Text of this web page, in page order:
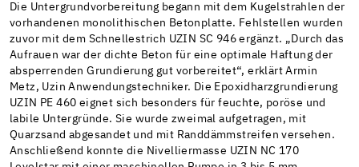
Die Untergrundvorbereitung begann mit dem Kugelstrahlen der
vorhandenen monolithischen Betonplatte. Fehlstellen wurden
zuvor mit dem Schnellestrich UZIN SC 946 ergänzt. „Durch das
Aufrauen war der dichte Beton für eine optimale Haftung der
absperrenden Grundierung gut vorbereitet“, erklärt Armin
Metz, Uzin Anwendungstechniker. Die Epoxidharzgrundierung
UZIN PE 460 eignet sich besonders für feuchte, poröse und
labile Untergründe. Sie wurde zweimal aufgetragen, mit
Quarzsand abgesandet und mit Randdämmstreifen versehen.
Anschließend konnte die Nivelliermasse UZIN NC 170